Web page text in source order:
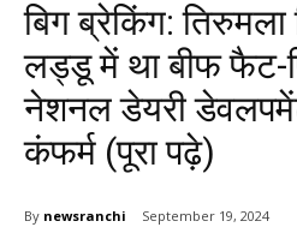
बिग ब्रेकिंग:
लड्डू में था बीफ
नेशनल डेयरी
कंफर्म (पूरा पढ़े)
By newsranchi September 19, 2024